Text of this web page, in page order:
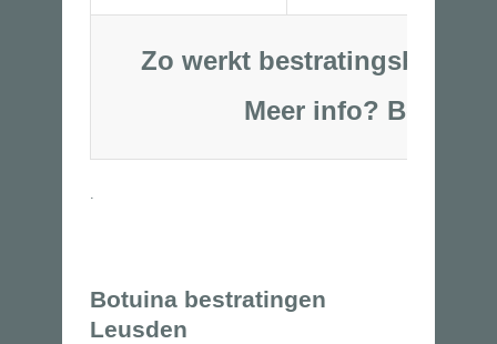
Zo werkt bestratingsbedrijf
Meer info? Bel
.
Botuina bestratingen
Leusden